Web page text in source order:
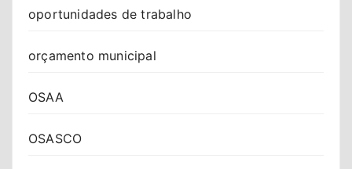
oportunidades de trabalho
orçamento municipal
OSAA
OSASCO